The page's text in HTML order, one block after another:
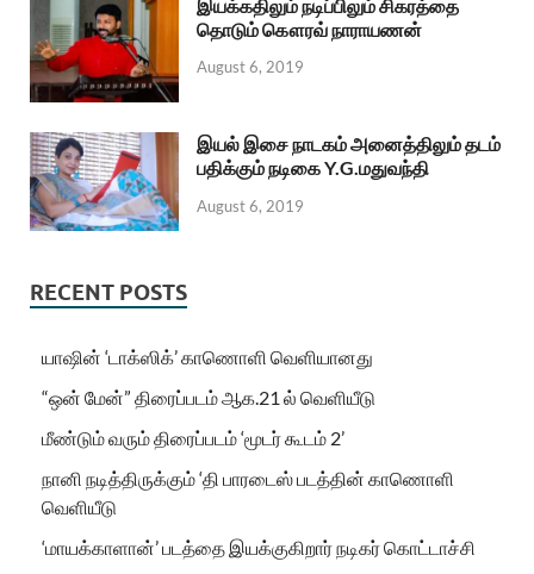
இயக்கதிலும் நடிப்பிலும் சிகரத்தை
தொடும் கௌரவ் நாராயணன்
August 6, 2019
இயல் இசை நாடகம் அனைத்திலும் தடம்
பதிக்கும் நடிகை Y.G.மதுவந்தி
August 6, 2019
RECENT POSTS
யாஷின் ‘டாக்ஸிக்’ காணொளி வெளியானது
“ஒன் மேன்” திரைப்படம் ஆக.21 ல் வெளியீடு
மீண்டும் வரும் திரைப்படம் ‘மூடர் கூடம் 2’
நானி நடித்திருக்கும் ‘தி பாரடைஸ் படத்தின் காணொளி
வெளியீடு
‘மாயக்காளான்’ படத்தை இயக்குகிறார் நடிகர் கொட்டாச்சி